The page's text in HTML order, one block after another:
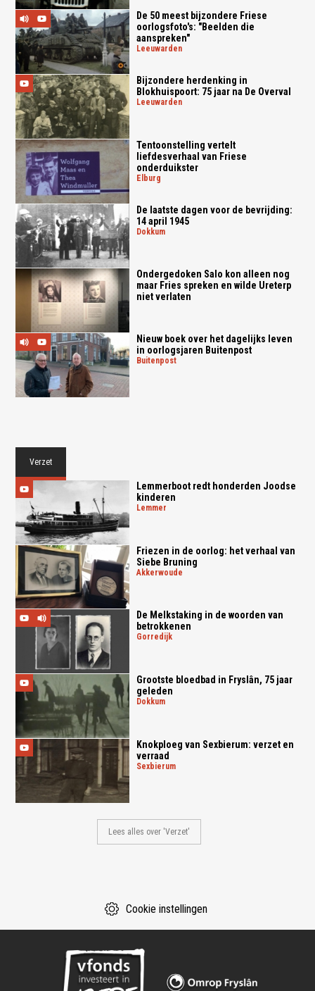
De 50 meest bijzondere Friese
oorlogsfoto's: "Beelden die
aanspreken"
leeuwarden
Bijzondere herdenking in
Blokhuispoort: 75 jaar na De Overval
leeuwarden
Tentoonstelling vertelt
liefdesverhaal van Friese
onderduikster
elburg
De laatste dagen voor de bevrijding:
14 april 1945
dokkum
Ondergedoken Salo kon alleen nog
maar Fries spreken en wilde Ureterp
niet verlaten
Nieuw boek over het dagelijks leven
in oorlogsjaren Buitenpost
buitenpost
Verzet
Lemmerboot redt honderden Joodse
kinderen
lemmer
Friezen in de oorlog: het verhaal van
Siebe Bruning
akkerwoude
De Melkstaking in de woorden van
betrokkenen
gorredijk
Grootste bloedbad in Fryslân, 75 jaar
geleden
dokkum
Knokploeg van Sexbierum: verzet en
verraad
sexbierum
Lees alles over 'Verzet'
Cookie instellingen